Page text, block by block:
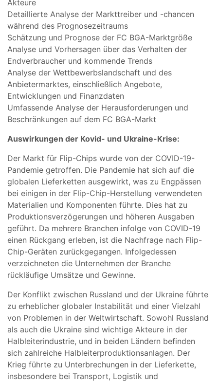
Akteure
Detaillierte Analyse der Markttreiber und -chancen
während des Prognosezeitraums
Schätzung und Prognose der FC BGA-Marktgröße
Analyse und Vorhersagen über das Verhalten der
Endverbraucher und kommende Trends
Analyse der Wettbewerbslandschaft und des
Anbietermarktes, einschließlich Angebote,
Entwicklungen und Finanzdaten
Umfassende Analyse der Herausforderungen und
Beschränkungen auf dem FC BGA-Markt
Auswirkungen der Kovid- und Ukraine-Krise:
Der Markt für Flip-Chips wurde von der COVID-19-
Pandemie getroffen. Die Pandemie hat sich auf die
globalen Lieferketten ausgewirkt, was zu Engpässen
bei einigen in der Flip-Chip-Herstellung verwendeten
Materialien und Komponenten führte. Dies hat zu
Produktionsverzögerungen und höheren Ausgaben
geführt. Da mehrere Branchen infolge von COVID-19
einen Rückgang erleben, ist die Nachfrage nach Flip-
Chip-Geräten zurückgegangen. Infolgedessen
verzeichneten die Unternehmen der Branche
rückläufige Umsätze und Gewinne.
Der Konflikt zwischen Russland und der Ukraine führte
zu erheblicher globaler Instabilität und einer Vielzahl
von Problemen in der Weltwirtschaft. Sowohl Russland
als auch die Ukraine sind wichtige Akteure in der
Halbleiterindustrie, und in beiden Ländern befinden
sich zahlreiche Halbleiterproduktionsanlagen. Der
Krieg führte zu Unterbrechungen in der Lieferkette,
insbesondere bei Transport, Logistik und